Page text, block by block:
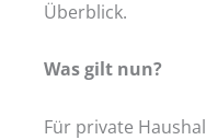
Überblick.
Was gilt nun?
Für private